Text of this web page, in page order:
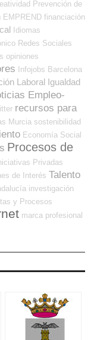
Prevención de
EMPREND financiación
Idiomas
Redes Sociales
opiniones
Infojobs Barcelona
Laboral Igualdad
Empleo-
recursos para
Murcia sostenibilidad
Economía Social
Procesos de
Privadas
de Interés Talento
investigación
y Procesos
marca profesional